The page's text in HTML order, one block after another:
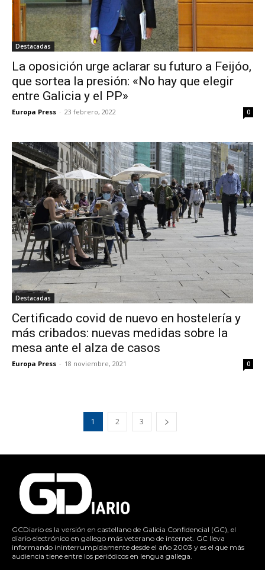
Destacadas
La oposición urge aclarar su futuro a Feijóo,
que sortea la presión: «No hay que elegir
entre Galicia y el PP»
Europa Press - 23 febrero, 2022 0
Destacadas
Certificado covid de nuevo en hostelería y
más cribados: nuevas medidas sobre la
mesa ante el alza de casos
Europa Press - 18 noviembre, 2021 0
1 2 3
GCDiario es la versión en castellano de Galicia Confidencial (GC), el
diario electrónico en gallego más veterano de internet. GC lleva
informando ininterrumpidamente desde el año 2003 y es el que más
audiencia tiene entre los periódicos en lengua gallega.